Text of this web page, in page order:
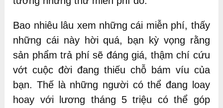
Bao nhiêu lâu xem những cái miễn phí, thấy
những cái này hời quá, bạn kỳ vọng rằng
sản phẩm trả phí sẽ đáng giá, thậm chí cứu
vớt cuộc đời đang thiếu chỗ bám víu của
bạn. Thế là những người có thể đang loay
hoay với lương tháng 5 triệu có thể góp